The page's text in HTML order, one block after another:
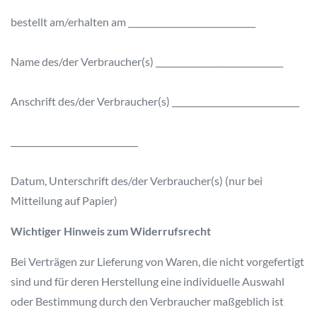
bestellt am/erhalten am ______________________________
Name des/der Verbraucher(s) ______________________________
Anschrift des/der Verbraucher(s) ______________________________
Datum, Unterschrift des/der Verbraucher(s) (nur bei
Mitteilung auf Papier)
Wichtiger Hinweis zum Widerrufsrecht
Bei Verträgen zur Lieferung von Waren, die nicht vorgefertigt
sind und für deren Herstellung eine individuelle Auswahl
oder Bestimmung durch den Verbraucher maßgeblich ist